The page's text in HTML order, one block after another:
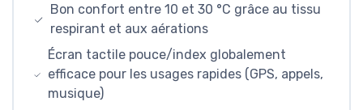
Bon confort entre 10 et 30 °C grâce au tissu
respirant et aux aérations
Écran tactile pouce/index globalement
efficace pour les usages rapides (GPS, appels,
musique)